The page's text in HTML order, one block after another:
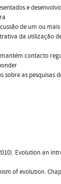
e
de um ou
da utilização
contacto
sobre as pesquisas
Evolution an
of evolution.